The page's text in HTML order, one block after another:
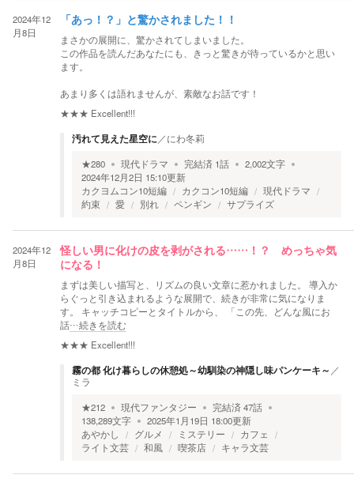
2024年12
月8日
「あっ！？」と驚かされました！！
まさかの展開に、驚かされてしまいました。
この作品を読んだあなたにも、きっと驚きが待っているかと思い
ます。
あまり多くは語れませんが、素敵なお話です！
★★★ Excellent!!!
汚れて見えた星空に／にわ冬莉
★280 現代ドラマ 完結済 1話 2,002文字
2024年12月2日 15:10更新
カクヨムコン10短編
カクコン10短編
現代ドラマ
約束
愛 別れ ペンギン サプライズ
2024年12
月8日
怪しい男に化けの皮を剥がされる……！？ めっちゃ気
になる！
まずは美しい描写と、リズムの良い文章に惹かれました。 導入か
らぐっと引き込まれるような展開で、続きが非常に気になりま
す。 キャッチコピーとタイトルから、 「この先、どんな風にお
話…続きを読む
★★★ Excellent!!!
霧の都 化け暮らしの休憩処～幼馴染の神隠し味パンケーキ～ ／
ミラ
★212 現代ファンタジー 完結済47話
138,289文字 2025年1月19日 18:00更新
あやかし
グルメ ミステリー
カフェ
ライト文芸
和風 喫茶店 キャラ文芸